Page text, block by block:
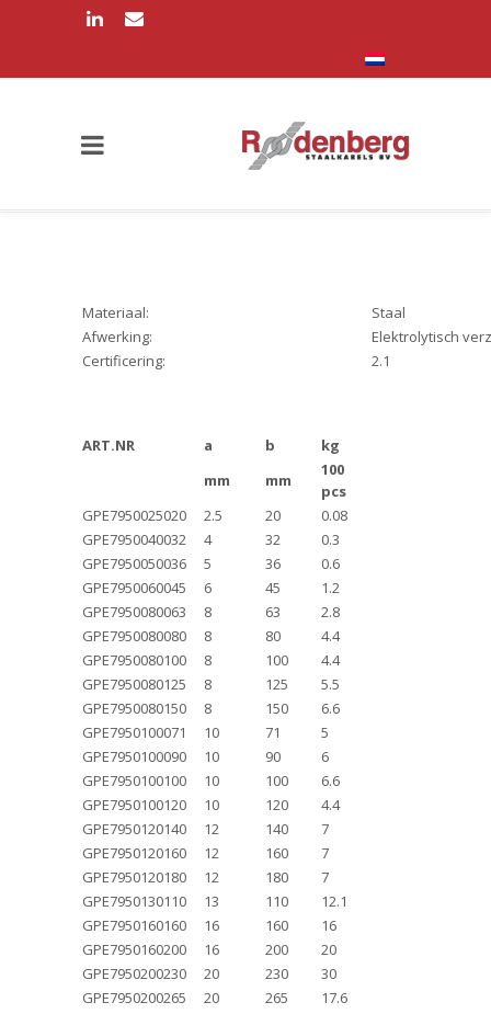
Materiaal:
Staal
Afwerking:
Elektrolytisch
Certificering:
2.1
ART.NR a b
kg
mm
mm
100
pcs
GPE7950025020
2.5 20
0.08
GPE7950040032
4 32
0.3
GPE7950050036
5 36
0.6
GPE7950060045
6 45
1.2
GPE7950080063
8 63
2.8
GPE7950080080
8 80
4.4
GPE7950080100
8 100
4.4
GPE7950080125
8 125
5.5
GPE7950080150
8 150
6.6
GPE7950100071
10 71
5
GPE7950100090
10 90
6
GPE7950100100
10 100
6.6
GPE7950100120
10 120
4.4
GPE7950120140
12 140
7
GPE7950120160
12 160
7
GPE7950120180
12 180
7
GPE7950130110
13 110
12.1
GPE7950160160
16 160
16
GPE7950160200
16 200
20
GPE7950200230
20 230
30
GPE7950200265
20 265 17.6